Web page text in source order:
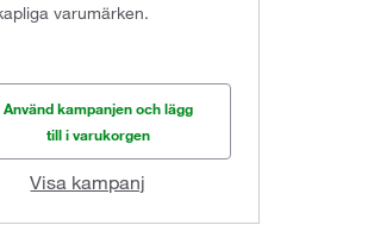
varumärken.
Använd kampanjen och lägg
till i varukorgen
Visa kampanj